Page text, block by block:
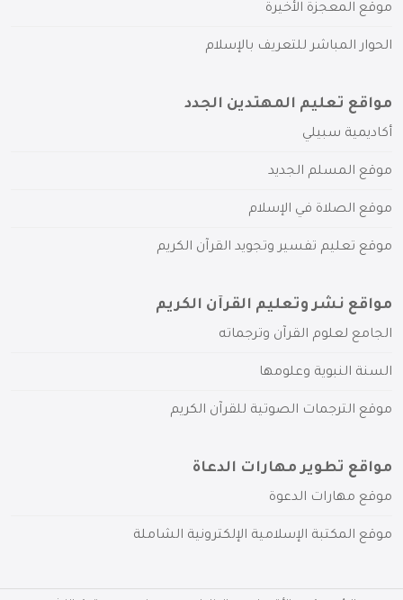
موقع المعجزة الأخيرة
الحوار المباشر للتعريف بالإسلام
مواقع تعليم المهتدين الجدد
أكاديمية سبيلي
موقع المسلم الجديد
موقع الصلاة في الإسلام
موقع تعليم تفسير وتجويد القرآن الكريم
مواقع نشر وتعليم القرآن الكريم
الجامع لعلوم القرآن وترجماته
السنة النبوية وعلومها
موقع الترجمات الصوتية للقرآن الكريم
مواقع تطوير مهارات الدعاة
موقع مهارات الدعوة
موقع المكتبة الإسلامية الإلكترونية الشاملة